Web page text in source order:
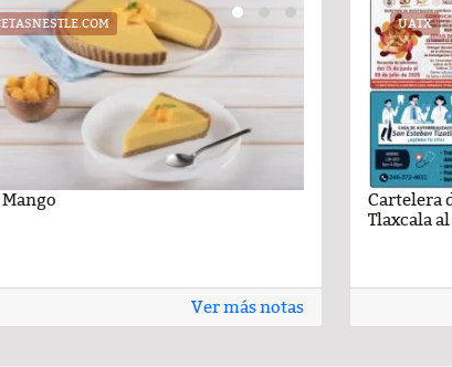
Mango Flan Napolitano
Ver más notas
UATX
Cartelera de la Universidad Autónoma de
UATX
Cartelera
Tlaxcala
PODCAST
Comentario por el Dr. Fernando León Nava